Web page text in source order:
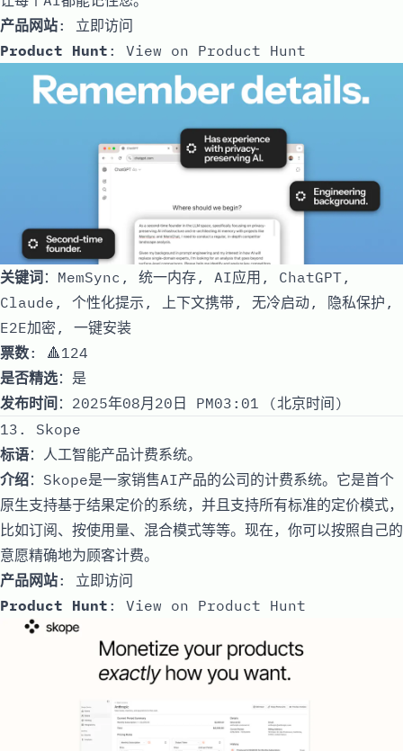
产品网站: 立即访问
Product Hunt : View on Product Hunt
关键词：MemSync, 统一内存, AI应用, ChatGPT,
Claude, 个性化提示, 上下文携带, 无冷启动, 隐私保护,
E2E加密, 一键安装
票数: 🔺124
是否精选：是
发布时间 ：2025年08月20日 PM03:01 (北京时间)
13. Skope
标语：人工智能产品计费系统。
介绍：Skope是一家销售AI产品的公司的计费系统。它是首个
原生支持基于结果定价的系统，并且支持所有标准的定价模式，
比如订阅、按使用量、混合模式等等。现在，你可以按照自己的
意愿精确地为顾客计费。
产品网站: 立即访问
Product Hunt : View on Product Hunt